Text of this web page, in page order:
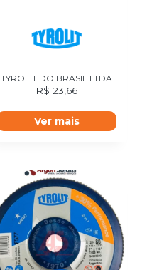
TYROLIT DO BRASIL LTDA
R$ 23,66
Ver mais